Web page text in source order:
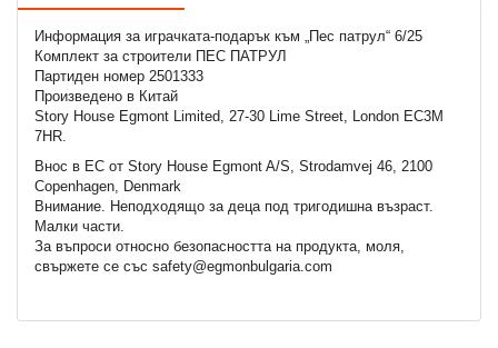
Информация за играчката-подарък към „Пес патрул“ 6/25
Комплект за строители ПЕС ПАТРУЛ
Партиден номер 2501333
Произведено в Китай
Story House Egmont Limited, 27-30 Lime Street, London EC3M
7HR.
Внос в ЕС от Story House Egmont A/S, Strodamvej 46, 2100
Copenhagen, Denmark
Внимание. Неподходящo за деца под тригодишна възраст.
Малки части.
За въпроси относно безопасността на продукта, моля,
свържете се със safety@egmonbulgaria.com